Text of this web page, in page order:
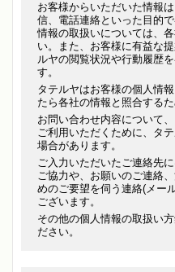
お客様からいただいた情報
信、電話連絡といった目的
情報の取扱いについては、
い。また、お客様に有益な
ルヤの閲覧状況や行動履歴
す。
タテルヤはお客様の個人情
たら各社の情報と照合する
お問い合わせ内容について
ご利用いただくために、タ
場合があります。
ご入力いただいたご連絡先
ご協力や、お願いのご連絡
めのご要望を伺う連絡(メー
ございます。
その他の個人情報の取扱い方
ださい。